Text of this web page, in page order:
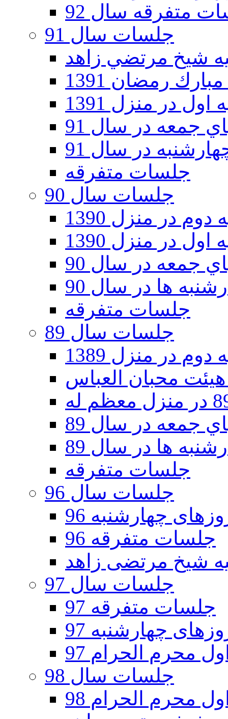
متفرقه سال 92
جلسات سال 91
رمضان 1391
در منزل 1391
جمعه در سال 91
در سال 91
جلسات متفرقه
جلسات سال 90
در منزل 1390
در منزل 1390
جمعه در سال 90
ها در سال 90
جلسات متفرقه
جلسات سال 89
در منزل 1389
جمعه در سال 89
ها در سال 89
جلسات متفرقه
جلسات سال 96
چهارشنبه 96
جلسات متفرقه 96
جلسات سال 97
جلسات متفرقه 97
چهارشنبه 97
محرم الحرام 97
جلسات سال 98
محرم الحرام 98